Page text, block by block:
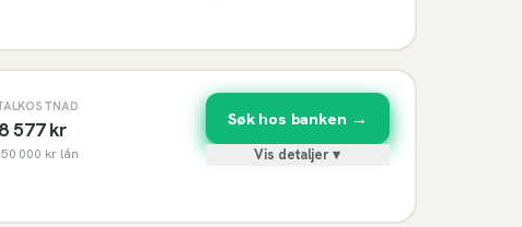
577kr
000 kr lån
Søk hos banken →
Vis detaljer ▾